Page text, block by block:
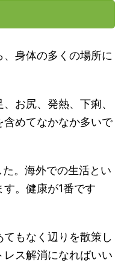
身体の多くの場所に
お尻、発熱、下痢、
めてなかなか多いで
。海外での生活とい
。健康が1番です
もなく辺りを散策し
ス解消になればいい